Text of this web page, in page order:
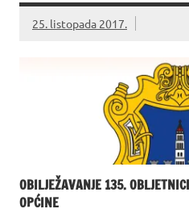
25. listopada 2017.
OBILJEŽAVANJE 135.
OPĆINE